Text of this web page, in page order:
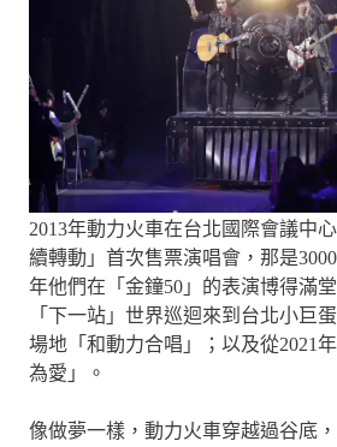
2013年動力火車在台北國際會議中
續轉動」首次售票演唱會，那是
年他們在「金鐘50」的表演博得滿
「下一站」世界巡迴來到台北小巨
場地「和動力合唱」；以及從2021
為愛」。
像做夢一樣，動力火車穿越過谷底